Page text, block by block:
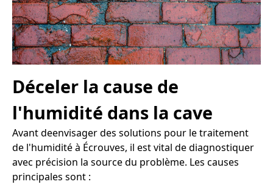
Déceler la cause de
l'humidité dans la cave
Avant deenvisager des solutions pour le traitement
de l'humidité à Écrouves, il est vital de diagnostiquer
avec précision la source du problème. Les causes
principales sont :